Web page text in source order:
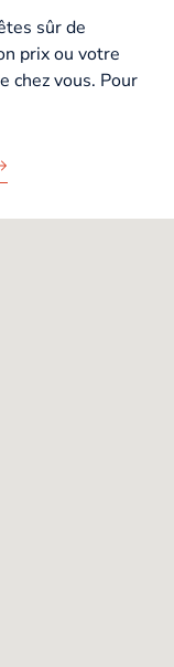
sûr de
prix ou votre
chez vous. Pour